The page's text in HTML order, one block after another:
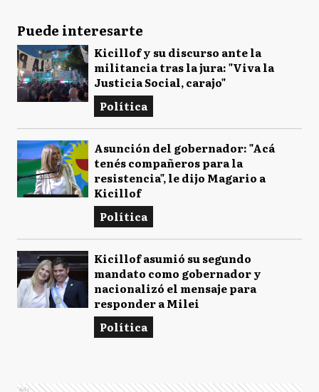
Puede interesarte
Kicillof y su discurso ante la
militancia tras la jura: "Viva la
Justicia Social, carajo"
Política
Asunción del gobernador: "Acá
tenés compañeros para la
resistencia", le dijo Magario a
Kicillof
Política
Kicillof asumió su segundo
mandato como gobernador y
nacionalizó el mensaje para
responder a Milei
Política
Ads